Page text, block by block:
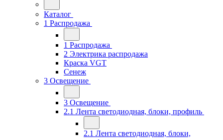
Каталог
1 Распродажа
1 Распродажа
2 Электрика распродажа
Краска VGT
Сенеж
3 Освещение
3 Освещение
2.1 Лента светодиодная, блоки, профиль
2.1 Лента светодиодная, блоки,